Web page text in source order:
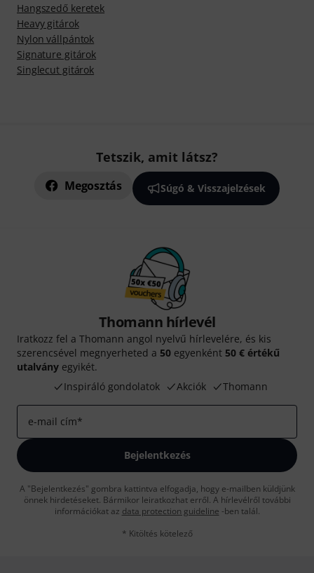
Hangszedő keretek
Heavy gitárok
Nylon vállpántok
Signature gitárok
Singlecut gitárok
Tetszik, amit látsz?
Megosztás Súgó & Visszajelzések
Thomann hírlevél
Iratkozz fel a Thomann angol nyelvű hírlevelére, és kis
szerencsével megnyerheted a 50 egyenként 50 € értékű
utalvány egyikét.
Inspiráló gondolatok
Akciók Thomann
e-mail cím*
Bejelentkezés
A "Bejelentkezés" gombra kattintva elfogadja, hogy e-mailben küldjünk
önnek hirdetéseket. Bármikor leiratkozhat erről. A hírlevélről további
információkat az data protection guideline -ben talál.
* Kitöltés kötelező